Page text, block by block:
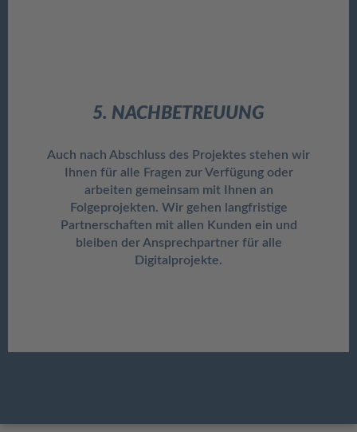
5. NACHBETREUUNG
Auch nach Abschluss des Projektes stehen wir
Ihnen für alle Fragen zur Verfügung oder
arbeiten gemeinsam mit Ihnen an
Folgeprojekten. Wir gehen langfristige
Partnerschaften mit allen Kunden ein und
bleiben der Ansprechpartner für alle
Digitalprojekte.